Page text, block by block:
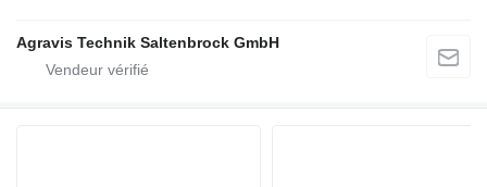
Agravis Technik Saltenbrock GmbH